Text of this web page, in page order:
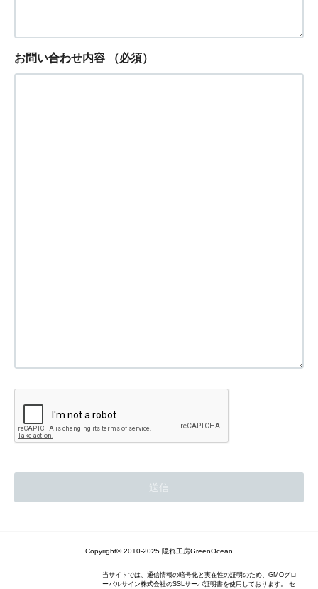
お問い合わせ内容 （必須）
Copyright© 2010-2025 隠れ工房GreenOcean
当サイトでは、通信情報の暗号化と実在性の証明のため、GMOグロ
ーバルサイン株式会社のSSLサーバ証明書を使用しております。 セ